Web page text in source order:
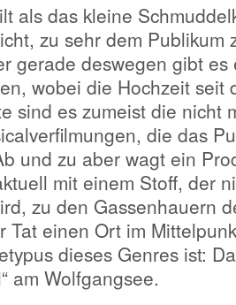
als das kleine
zu sehr dem Publikum
gerade deswegen gibt
wobei die Hochzeit seit
sind es zumeist die nicht
die das
und zu aber wagt ein
mit einem Stoff, der
zu den Gassenhauern
Tat einen Ort im
dieses Genres ist:
am Wolfgangsee.